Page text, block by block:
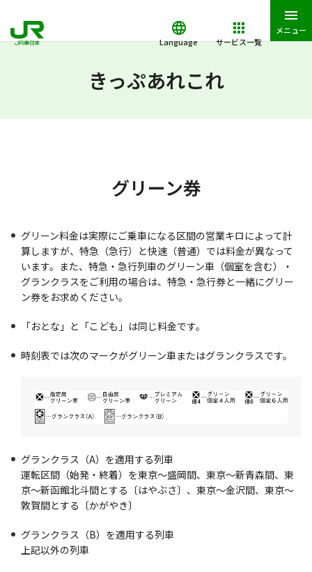
Language サービス一覧
メニュー
きっぷあれこれ
グリーン券
グリーン料金は実際にご乗車になる区間の営業キロによって計
算しますが、特急（急行）と快速（普通）では料金が異なって
います。また、特急・急行列車のグリーン車（個室を含む）・
グランクラスをご利用の場合は、特急・急行券と一緒にグリー
ン券をお求めください。
「おとな」と「こども」は同じ料金です。
時刻表では次のマークがグリーン車またはグランクラスです。
グランクラス（A）を適用する列車
運転区間（始発・終着）を東京～盛岡間、東京～新青森間、東
京～新函館北斗間とする〔はやぶさ〕、東京～金沢間、東京～
敦賀間とする〔かがやき〕
グランクラス（B）を適用する列車
上記以外の列車